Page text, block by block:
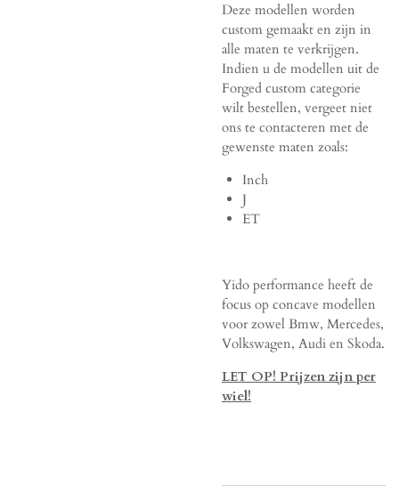
Deze modellen worden
custom gemaakt en zijn in
alle maten te verkrijgen.
Indien u de modellen uit de
Forged custom categorie
wilt bestellen, vergeet niet
ons te contacteren met de
gewenste maten zoals:
Inch
J
ET
Yido performance heeft de
focus op concave modellen
voor zowel Bmw, Mercedes,
Volkswagen, Audi en Skoda.
LET OP! Prijzen zijn per
wiel!